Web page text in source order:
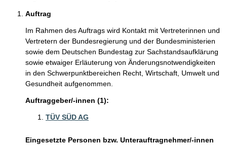
Auftrag
Im Rahmen des Auftrags wird Kontakt mit Vertreterinnen und
Vertretern der Bundesregierung und der Bundesministerien
sowie dem Deutschen Bundestag zur Sachstandsaufklärung
sowie etwaiger Erläuterung von Änderungsnotwendigkeiten
in den Schwerpunktbereichen Recht, Wirtschaft, Umwelt und
Gesundheit aufgenommen.
Auftraggeber/-innen (1):
TÜV SÜD AG
Eingesetzte Personen bzw. Unterauftragnehmer/-innen